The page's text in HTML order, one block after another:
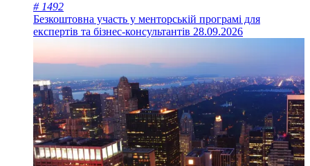
# 1492
Безкоштовна участь у менторській програмі для
експертів та бізнес-консультантів 28.09.2026